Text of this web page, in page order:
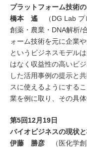
プラットフォーム技術
橋本 遙
（DG Lab
創薬・農業・DNA解析/
ォーム技術を元に企業
というビジネスモデル
はなく収益性の高いビ
した活用事例の提示と
スに使えるようにする
業を例に取り、その具体
第5回12月19日
バイオビジネスの現状
伊藤 勝彦 （医化学創